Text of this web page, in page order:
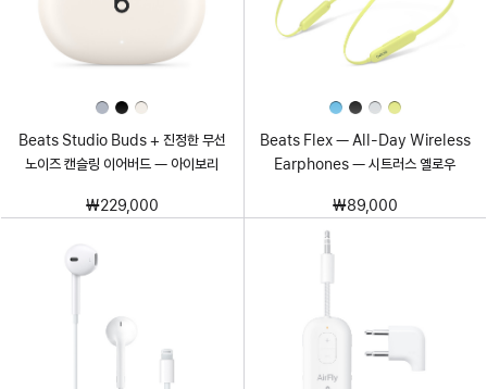
Beats Studio Buds + 진정한 무선
노이즈 캔슬링 이어버드 — 아이보리
₩229,000
Beats Flex — All-Day Wireless
Earphones — 시트러스 옐로우
₩89,000